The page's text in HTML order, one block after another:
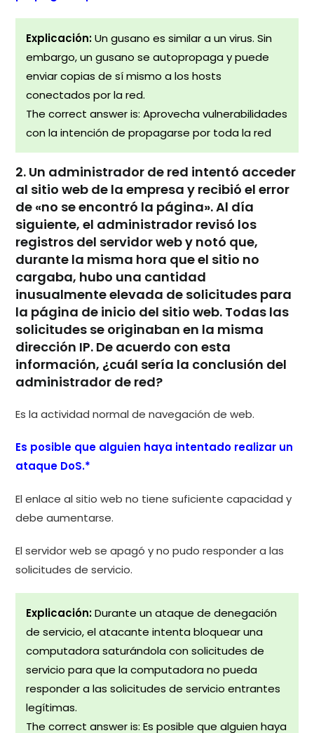
Explicación:Un gusano es similar a un virus. Sin
embargo, un gusano se autopropaga y puede
enviar copias de sí mismo a los hosts
conectados por la red.
The correct answer is: Aprovecha vulnerabilidades
con la intención de propagarse por toda la red
2. Un administrador de red intentó acceder
al sitio web de la empresa y recibió el error
de «no se encontró la página». Al día
siguiente, el administrador revisó los
registros del servidor web y notó que,
durante la misma hora que el sitio no
cargaba, hubo una cantidad
inusualmente elevada de solicitudes para
la página de inicio del sitio web. Todas las
solicitudes se originaban en la misma
dirección IP. De acuerdo con esta
información, ¿cuál sería la conclusión del
administrador de red?
Es la actividad normal de navegación de web.
Es posible que alguien haya intentado realizar un
ataque DoS.*
El enlace al sitio web no tiene suficiente capacidad y
debe aumentarse.
El servidor web se apagó y no pudo responder a las
solicitudes de servicio.
Explicación:Durante un ataque de denegación
de servicio, el atacante intenta bloquear una
computadora saturándola con solicitudes de
servicio para que la computadora no pueda
responder a las solicitudes de servicio entrantes
legítimas.
The correct answer is: Es posible que alguien haya